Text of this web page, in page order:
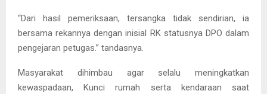
“Dari hasil pemeriksaan, tersangka tidak sendirian, ia
bersama rekannya dengan inisial RK statusnya DPO dalam
pengejaran petugas.” tandasnya.
Masyarakat dihimbau agar selalu meningkatkan
kewaspadaan, Kunci rumah serta kendaraan saat